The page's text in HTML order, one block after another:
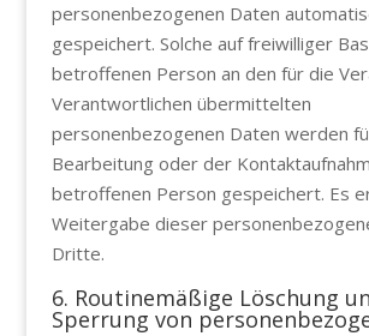
personenbezogenen Daten
gespeichert. Solche auf freiwilliger
betroffenen Person an den für die
Verantwortlichen übermittelten
personenbezogenen Daten werden
Bearbeitung oder der
betroffenen Person gespeichert. Es
Weitergabe dieser
Dritte.
6. Routinemäßige Löschung
Sperrung von